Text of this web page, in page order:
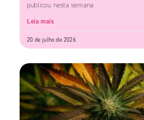
publicou nesta semana
Leia mais
20 de julho de 2026